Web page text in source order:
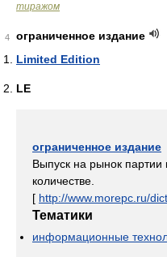
тиражом
4
ограниченное издание
Limited Edition
LE
ограниченное издание
Выпуск на рынок партии
количестве.
[ http://www.morepc.ru/
Тематики
информационные